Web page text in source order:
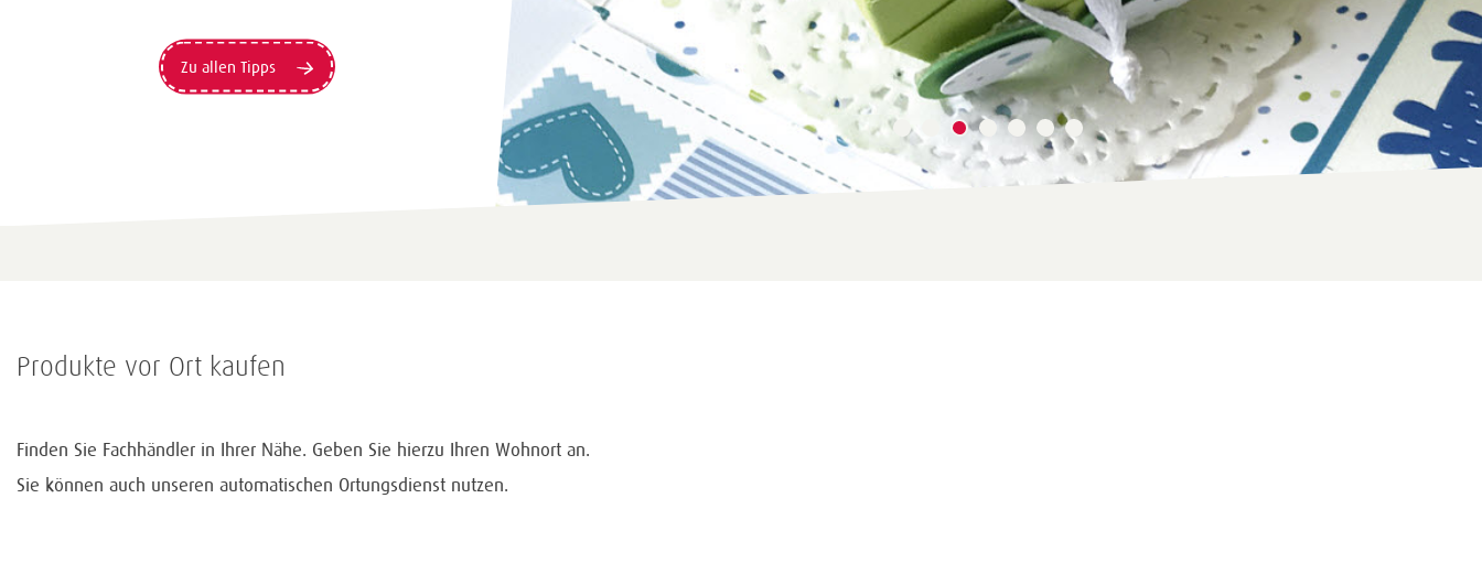
Zu allen Tipps
Produkte vor Ort kaufen
Finden Sie Fachhändler in Ihrer Nähe. Geben Sie hierzu Ihren Wohnort an.
Sie können auch unseren automatischen Ortungsdienst nutzen.